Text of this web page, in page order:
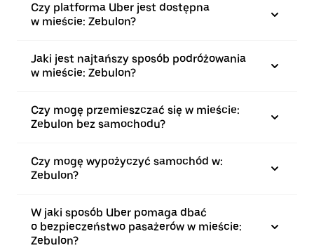
Czy platforma Uber jest dostępna
w mieście: Zebulon?
Jaki jest najtańszy sposób podróżowania
w mieście: Zebulon?
Czy mogę przemieszczać się w mieście:
Zebulon bez samochodu?
Czy mogę wypożyczyć samochód w:
Zebulon?
W jaki sposób Uber pomaga dbać
o bezpieczeństwo pasażerów w mieście:
Zebulon?